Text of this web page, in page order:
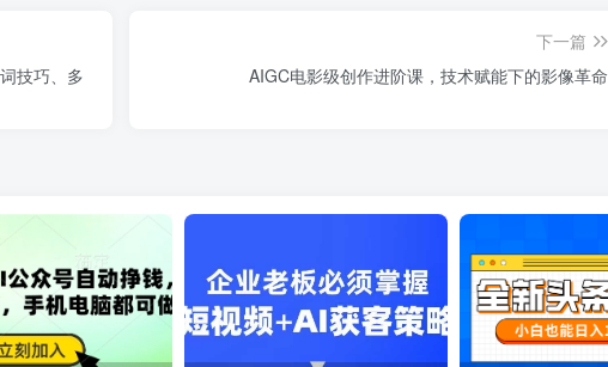
技巧、多
下一篇
AIGC电影级创作进阶课，技术赋能下的影像革命